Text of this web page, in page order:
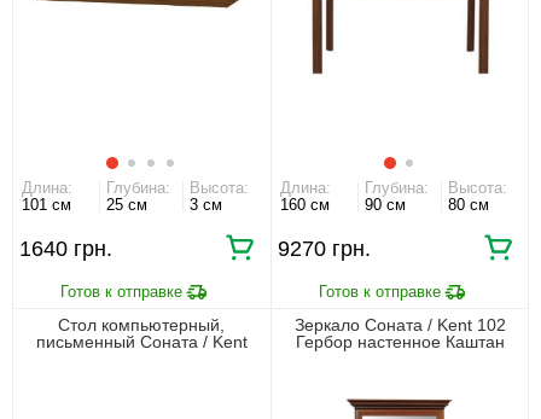
Длина:
101 см
Глубина:
25 см
Высота:
3 см
1640 грн.
Длина:
160 см
Глубина:
90 см
Высота:
80 см
9270 грн.
Стол компьютерный,
письменный Соната / Kent
Зеркало Соната / Kent 102
Гербор настенное Каштан